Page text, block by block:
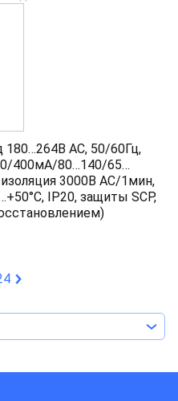
180…264В AC, 50/60Гц,
400мA/80…140/65…
3000В AC/1мин,
IP20, защиты SCP,